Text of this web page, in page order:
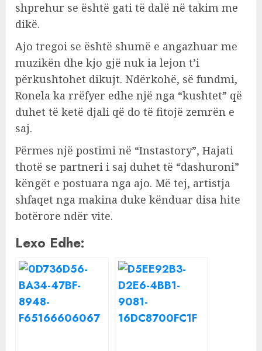
shprehur se është gati të dalë në takim me
dikë.
Ajo tregoi se është shumë e angazhuar me
muzikën dhe kjo gjë nuk ia lejon t’i
përkushtohet dikujt. Ndërkohë, së fundmi,
Ronela ka rrëfyer edhe një nga “kushtet” që
duhet të ketë djali që do të fitojë zemrën e
saj.
Përmes një postimi në “Instastory”, Hajati
thotë se partneri i saj duhet të “dashuroni”
këngët e postuara nga ajo. Më tej, artistja
shfaqet nga makina duke kënduar disa hite
botërore ndër vite.
Lexo Edhe: